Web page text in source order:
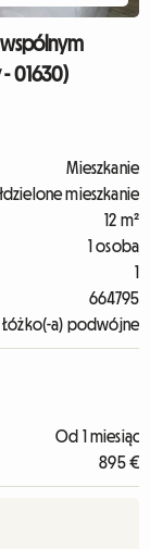
01630)
Mieszkanie
mieszkanie
12 m²
1 osoba
1
664795
Łóżko(-a) podwójne
Od 1 miesiąc
895 €